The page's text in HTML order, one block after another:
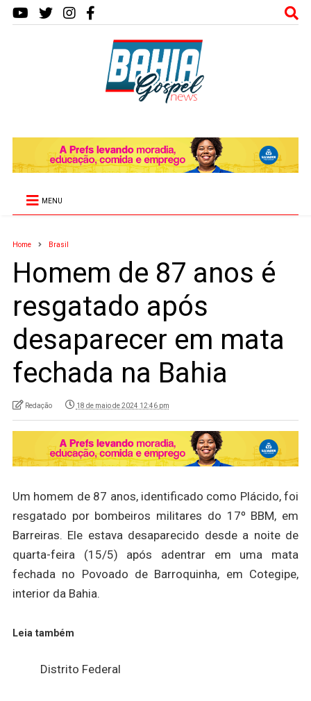
MENU
Home Brasil
Homem de 87 anos é
resgatado após
desaparecer em mata
fechada na Bahia
Redação 18 de maio de 2024 12:46 pm
Um homem de 87 anos, identificado como Plácido, foi
resgatado por bombeiros militares do 17º BBM, em
Barreiras. Ele estava desaparecido desde a noite de
quarta-feira (15/5) após adentrar em uma mata
fechada no Povoado de Barroquinha, em Cotegipe,
interior da Bahia.
Leia também
Distrito Federal